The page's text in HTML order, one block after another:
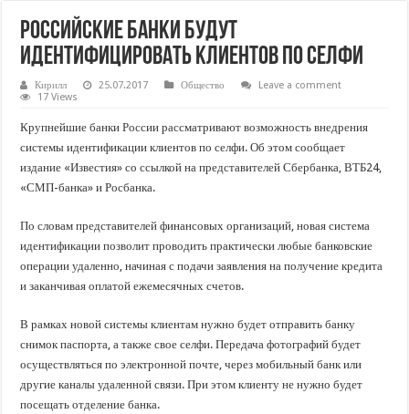
Российские банки будут
идентифицировать клиентов по селфи
Кирилл 25.07.2017 Общество
Leave a comment
17 Views
Крупнейшие банки России рассматривают возможность внедрения
системы идентификации клиентов по селфи. Об этом сообщает
издание «Известия» со ссылкой на представителей Сбербанка, ВТБ24,
«СМП-банка» и Росбанка.
По словам представителей финансовых организаций, новая система
идентификации позволит проводить практически любые банковские
операции удаленно, начиная с подачи заявления на получение кредита
и заканчивая оплатой ежемесячных счетов.
В рамках новой системы клиентам нужно будет отправить банку
снимок паспорта, а также свое селфи. Передача фотографий будет
осуществляться по электронной почте, через мобильный банк или
другие каналы удаленной связи. При этом клиенту не нужно будет
посещать отделение банка.